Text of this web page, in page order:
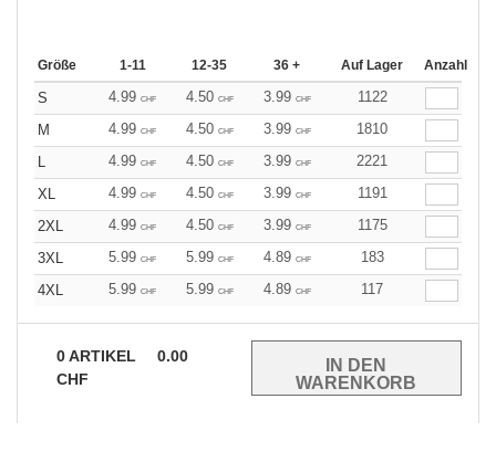
Größe 1-11 12-35 36 + Auf Lager Anzahl
S 4.99 CHF 4.50 CHF 3.99 CHF
1122
M
4.99 CHF 4.50 CHF 3.99 CHF
1810
L
4.99 CHF 4.50 CHF 3.99 CHF
2221
XL
4.99 CHF 4.50 CHF 3.99 CHF
1191
2XL
4.99 CHF 4.50 CHF 3.99 CHF
1175
3XL
5.99 CHF 5.99 CHF 4.89 CHF
183
4XL
5.99 CHF 5.99 CHF 4.89 CHF 117
0ARTIKEL
0.00
CHF